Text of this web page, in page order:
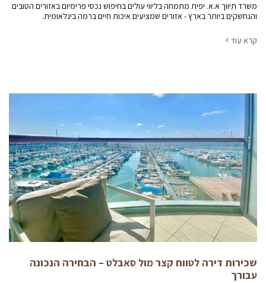
משרד תיווך א.א. יפית מתמחה בליווי עולים בחיפוש נכסי פרימיום באזורים הטובים
והנחשקים ביותר בארץ - אזורים שמציעים איכות חיים ברמה בינלאומית.
קרא עוד
שכירות דירה לטווח קצר מול סאבלט – הבחירה הנכונה
עבורך